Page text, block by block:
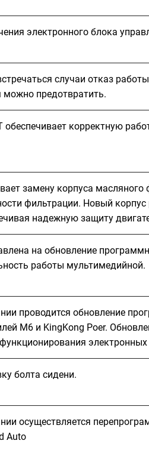
электронного блока
случаи отказ
можно предотвратить.
обеспечивает корректную
замену корпуса масляного
фильтрации. Новый
надежную защиту
на обновление
работы мультимедийной.
проводится обновление
M6 и KingKong Poer.
болта сидени.
осуществляется
Auto